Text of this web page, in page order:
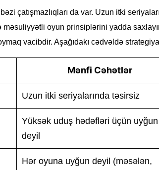
çatışmazlıqları da var. Uzun itki
məsuliyyətli oyun prinsiplərini yadda
vacibdir. Aşağıdakı cədvəldə
Mənfi Cəhətlər
Uzun itki seriyalarında təsirsiz
Yüksək uduş hədəfləri üçün uyğun
deyil
Hər oyuna uyğun deyil (məsələn,